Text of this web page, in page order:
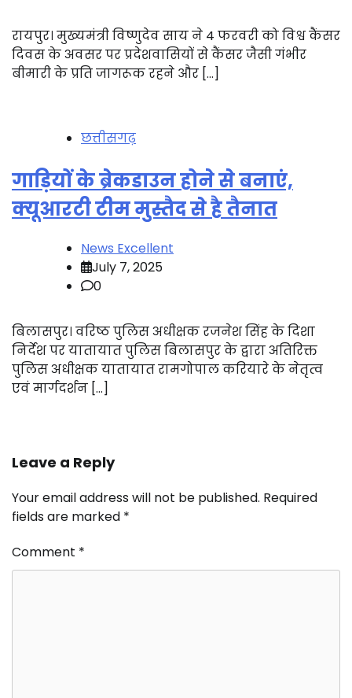
रायपुर। मुख्यमंत्री विष्णुदेव साय ने 4 फरवरी को विश्व कैंसर
दिवस के अवसर पर प्रदेशवासियों से कैंसर जैसी गंभीर
बीमारी के प्रति जागरूक रहने और […]
छत्तीसगढ़
गाड़ियों के ब्रेकडाउन होने से बनाएं,
क्यूआरटी टीम मुस्तैद से है तैनात
News Excellent
July 7, 2025
0
बिलासपुर। वरिष्ठ पुलिस अधीक्षक रजनेश सिंह के दिशा
निर्देश पर यातायात पुलिस बिलासपुर के द्वारा अतिरिक्त
पुलिस अधीक्षक यातायात रामगोपाल करियारे के नेतृत्व
एवं मार्गदर्शन […]
Leave a Reply
Your email address will not be published. Required
fields are marked *
Comment *